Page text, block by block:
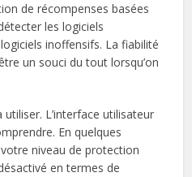
de récompenses basées
les logiciels
inoffensifs. La fiabilité
un souci du tout lorsqu’on
L’interface utilisateur
En quelques
niveau de protection
en termes de